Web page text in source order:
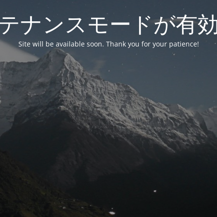
ナンスモードが有
Site will be available soon. Thank you for your patience!